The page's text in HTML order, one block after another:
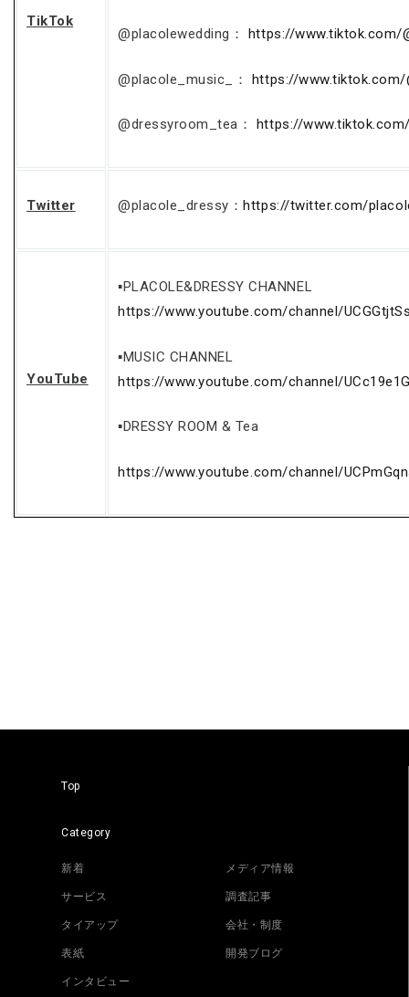
TikTok
@placolewedding： https://www.tiktok.com/
@placole_music_： https://
@dressyroom_tea： https://
Twitter @placole_dressy：https://twitter.com/
YouTube
▪PLACOLE&DRESSY CHANNEL
https://www.youtube.com/channel/
▪MUSIC CHANNEL
https://www.youtube.com/channel/
▪DRESSY ROOM & Tea
https://www.youtube.com/channel/
Top
Category
新着 メディア情報
サービス 調査記事
タイアップ 会社・制度
表紙 開発ブログ
インタビュー